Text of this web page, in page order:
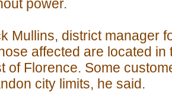
power.
Mullins, district manager
affected are located
of Florence. Some
city limits, he said.